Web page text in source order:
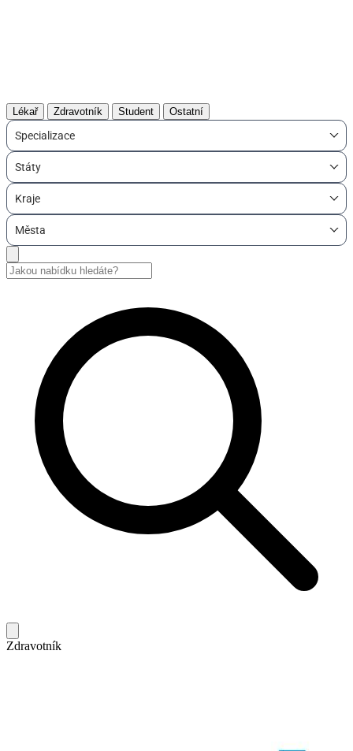
Lékař Zdravotník Student Ostatní
Specializace
Státy
Kraje
Města
Zdravotník